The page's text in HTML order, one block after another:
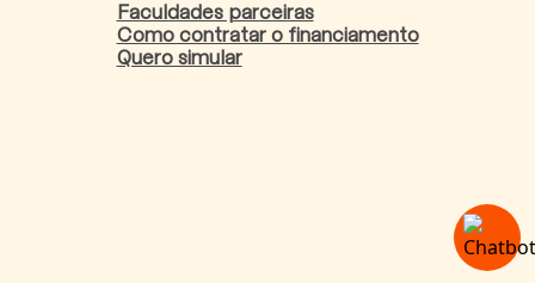
Faculdades parceiras
Como contratar o financiamento
Quero simular